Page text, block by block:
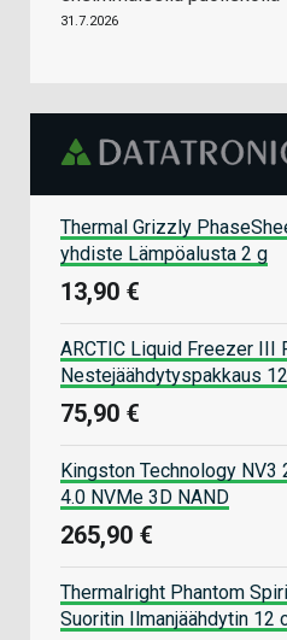
31.7.2026
Thermal Grizzly
yhdiste Lämpöalusta 2 g
13,90 €
ARCTIC Liquid Freezer III
Nestejäähdytyspakkaus
75,90 €
Kingston Technology NV3
4.0 NVMe 3D NAND
265,90 €
Thermalright Phantom
Suoritin Ilmanjäähdytin 12